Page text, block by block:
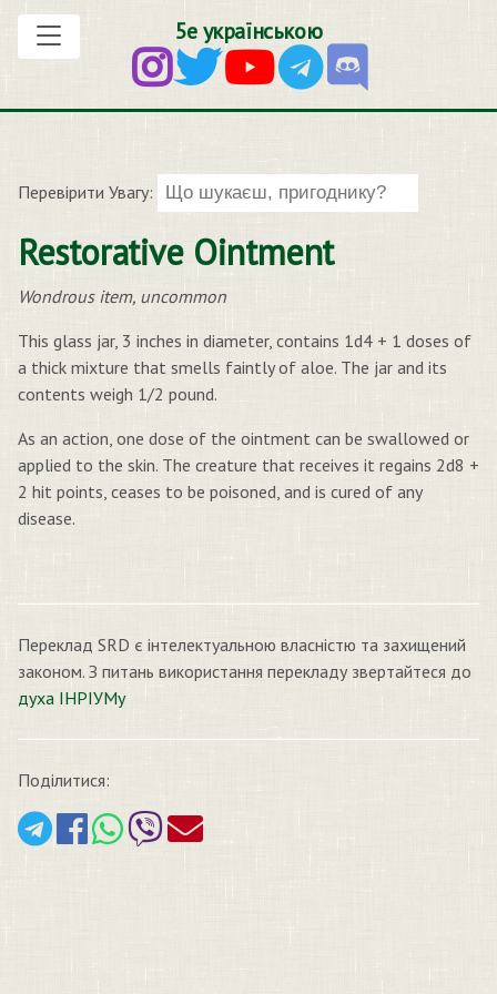
5е українською
Перевірити Увагу:
Restorative Ointment
Wondrous item, uncommon
This glass jar, 3 inches in diameter, contains 1d4 + 1 doses of
a thick mixture that smells faintly of aloe. The jar and its
contents weigh 1/2 pound.
As an action, one dose of the ointment can be swallowed or
applied to the skin. The creature that receives it regains 2d8 +
2 hit points, ceases to be poisoned, and is cured of any
disease.
Переклад SRD є інтелектуальною власністю та захищений
законом. З питань використання перекладу звертайтеся до
духа ІНРІУМу
Поділитися: